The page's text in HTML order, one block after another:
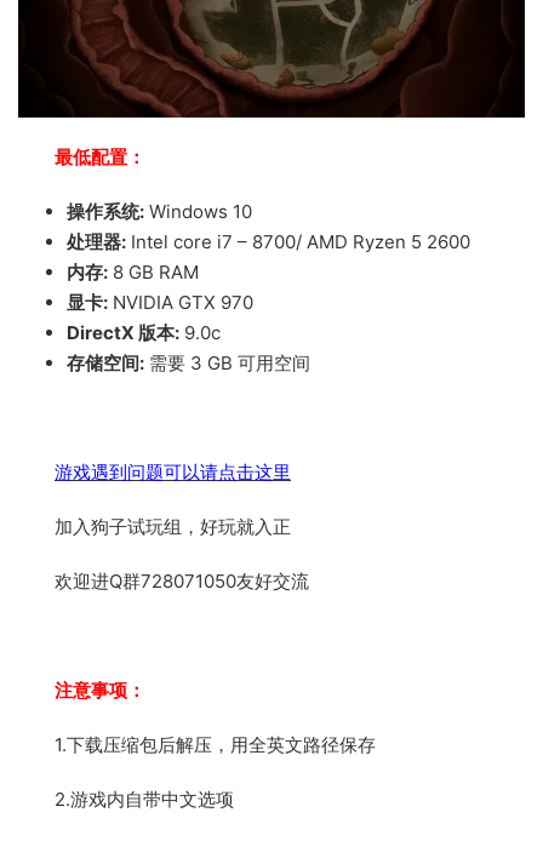
最低配置：
操作系统: Windows 10
处理器: Intel core i7 – 8700/ AMD Ryzen 5 2600
内存: 8 GB RAM
显卡: NVIDIA GTX 970
DirectX 版本: 9.0c
存储空间: 需要 3 GB 可用空间
游戏遇到问题可以请点击这里
加入狗子试玩组，好玩就入正
欢迎进Q群728071050友好交流
注意事项：
1.下载压缩包后解压，用全英文路径保存
2.游戏内自带中文选项